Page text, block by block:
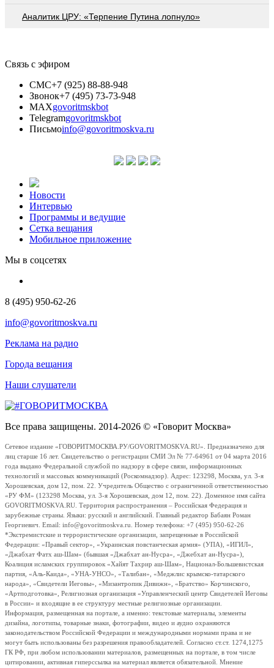
Аналитик ЦРУ: «Терпение Путина лопнуло»
Связь с эфиром
СМС+7 (925) 88-88-948
Звонок+7 (495) 73-73-948
MAXgovoritmskbot
Telegramgovoritmskbot
Письмоinfo@govoritmoskva.ru
Новости
Интервью
Программы и ведущие
Сетка вещания
Мобильное приложение
Мы в соцсетях
8 (495) 950-62-26
info@govoritmoskva.ru
Реклама на радио
Города вещания
Наши слушатели
Все права защищены. 2014-2026 © «Говорит Москва»
Сетевое издание «ГОВОРИТМОСКВА.РУ/GOVORITMOSKVA.RU». Предназначено для
лиц старше 16 лет. Свидетельство о регистрации СМИ Эл № 77-64961 от 04 марта 2016
года выдано Федеральной службой по надзору в сфере связи, информационных
технологий и массовых коммуникаций (Роскомнадзор). Адрес: 123298, Москва, ул. 3-я
Хорошевская, дом 12, пом. 22. Учредитель Общество с ограниченной ответственностью
«РУ ФМ» (123298 Москва, ул. 3-я Хорошевская, дом 12, пом. 22). Доменное имя сайта
GOVORITMOSKVA.RU. Территория распространения – Российская Федерация и
зарубежные страны. Языки: русский и английский. Главный редактор Бабаян Роман
Георгиевич. Email: info@govoritmoskva.ru. Номер телефона: +7 (495) 950-62-26
*Экстремистские и террористические организации, запрещенные в Российской
Федерации: «Правый сектор», «Украинская повстанческая армия» (УПА), «ИГИЛ»,
«Джабхат Фатх аш-Шам» (бывшая «Джабхат ан-Нусра», «Джебхат ан-Нусра»),
Коалиция исламских группировок «Хайят Тахрир аш-Шам», Национал-Большевистская
партия, «Аль-Каида», «УНА-УНСО», «Талибан», «Меджлис крымско-татарского
народа», «Свидетели Иеговы», «Мизантропик Дивижн», «Братство» Корчинского,
«Артподготовка», Религиозная организация «Управленческий центр Свидетелей Иеговы
в России» и входящие в ее структуру местные религиозные организации.
Информация, размещенная на портале, а именно: текстовые материалы, элементы
дизайна, логотипы, товарные знаки, фотографии, видео и аудио охраняются
законодательством Российской Федерации и международными нормами права и не
могут быть использованы без разрешения правообладателей. Согласно ст.ст. 1274,1275
ГК РФ, при любом использовании материалов, размещенных на портале, в том числе
цитировании, активная гиперссылка на материал является обязательной. Мнение